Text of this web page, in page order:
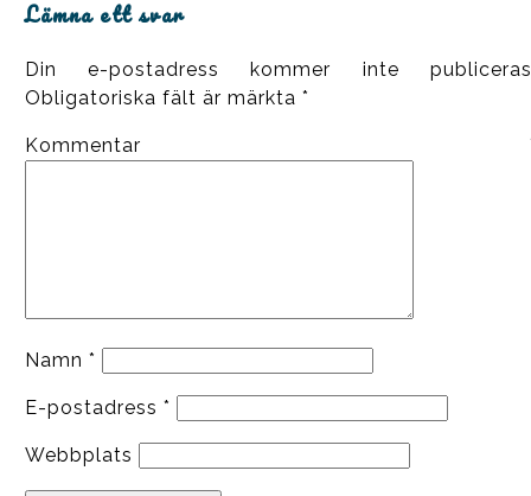
Lämna ett svar
Din e-postadress kommer inte
Obligatoriska fält är märkta *
Kommentar
Namn *
E-postadress *
Webbplats